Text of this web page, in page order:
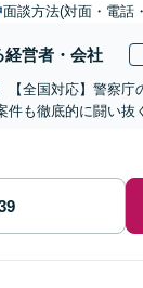
面談方法(対面・電話
経営者・会社
【全国対応】警察
も徹底的に闘い抜